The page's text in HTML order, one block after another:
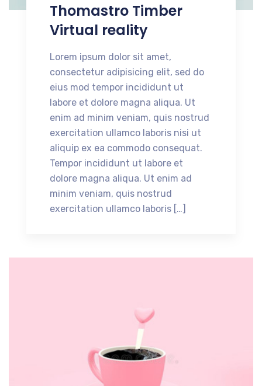
Thomastro Timber
Virtual reality
Lorem ipsum dolor sit amet,
consectetur adipisicing elit, sed do
eius mod tempor incididunt ut
labore et dolore magna aliqua. Ut
enim ad minim veniam, quis nostrud
exercitation ullamco laboris nisi ut
aliquip ex ea commodo consequat.
Tempor incididunt ut labore et
dolore magna aliqua. Ut enim ad
minim veniam, quis nostrud
exercitation ullamco laboris […]